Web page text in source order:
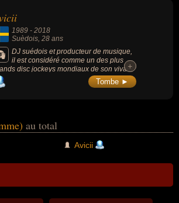
au moment de leurs morts, ils peuvent
1989 - 2018
Suèdois, 28 ans
DJ suédois et producteur de musique,
il est considéré comme un des plus
disc jockeys mondiaux de son vivant
pionnier de la scène Electronic Dance
(EDM). Il se fait connaître avec son
l'été 2013 et détrône de nombreux
+
+
Tombe ►
au total
Avicii